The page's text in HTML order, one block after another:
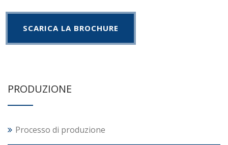
SCARICA LA BROCHURE
PRODUZIONE
Processo di produzione